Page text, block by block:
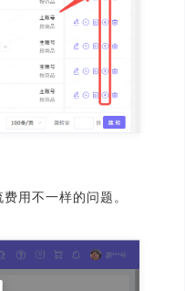
用不一样的问题。